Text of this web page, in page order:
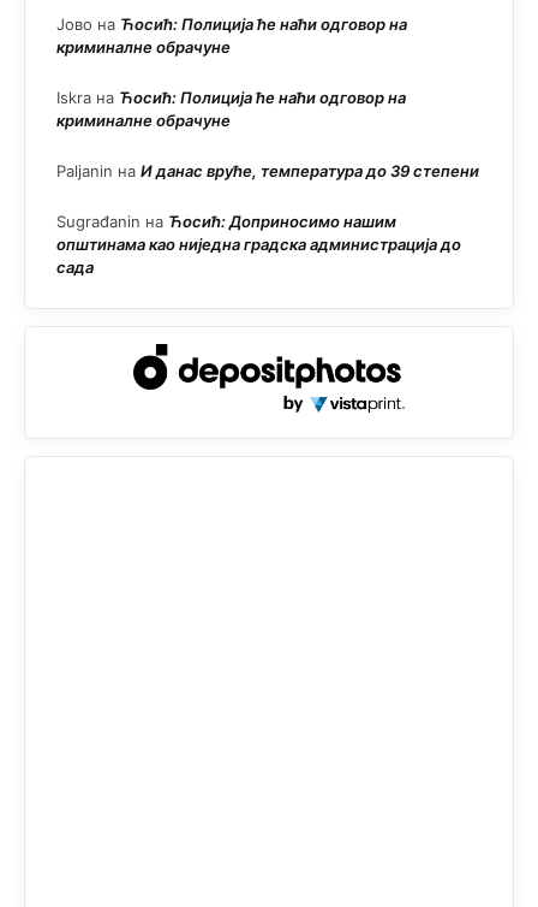
Јово на Ћосић: Полиција ће наћи одговор на
криминалне обрачуне
Iskra на Ћосић: Полиција ће наћи одговор на
криминалне обрачуне
Paljanin на И данас вруће, температура до 39 степени
Sugrađanin на Ћосић: Доприносимо нашим
општинама као ниједна градска администрација до
сада